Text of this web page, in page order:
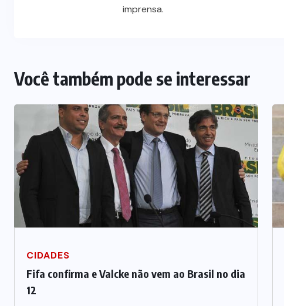
imprensa.
Você também pode se interessar
CIDADES
Fifa confirma e Valcke não vem ao Brasil no dia
12